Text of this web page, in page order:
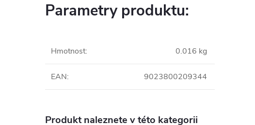
Parametry produktu:
Hmotnost: 0.016 kg
EAN: 9023800209344
Produkt naleznete v této kategorii